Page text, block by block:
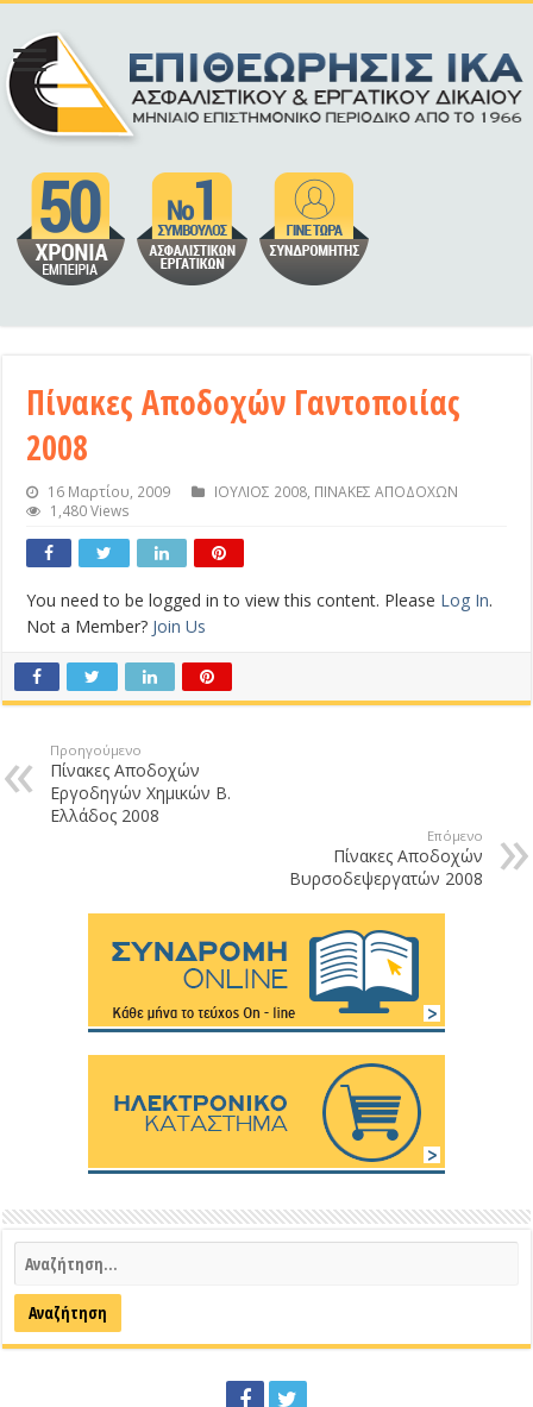
Πίνακες Αποδοχών Γαντοποιίας
2008
16 Μαρτίου, 2009 ΙΟΥΛΙΟΣ 2008, ΠΙΝΑΚΕΣ ΑΠΟΔΟΧΩΝ
1,480 Views
You need to be logged in to view this content. Please Log In.
Not a Member? Join Us
Προηγούμενο
Πίνακες Αποδοχών
Εργοδηγών Χημικών Β.
Ελλάδος 2008
Επόμενο
Πίνακες Αποδοχών
Βυρσοδεψεργατών 2008